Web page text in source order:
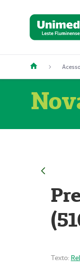
Texto: